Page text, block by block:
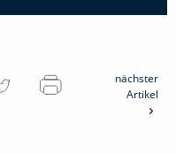
nächster
Artikel